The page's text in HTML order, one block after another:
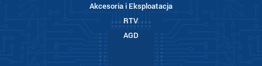
Akcesoria i Eksploatacja
RTV
AGD